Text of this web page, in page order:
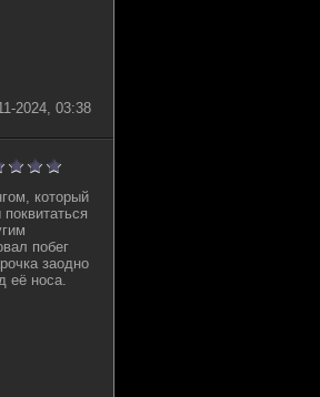
2024, 03:38
который
побег
заодно
её носа.